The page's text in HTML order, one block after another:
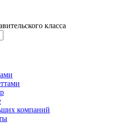
класса
компаний